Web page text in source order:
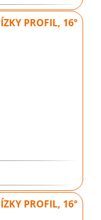
PROFIL, 16°
PROFIL, 16°